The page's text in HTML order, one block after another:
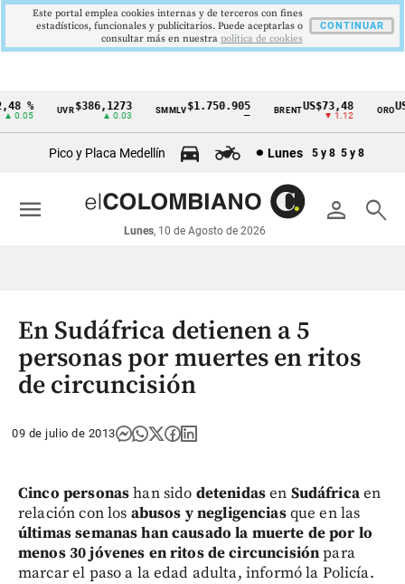
Cintillo
económicos
Colombia
% UVR$386,1273
▲ 0.03
SMMLV$1.750.905 BRENTUS$73,48
▼ 1.12
ORO
Pico y Placa Medellín Lunes 5 y 8 5 y 8
person search
Lunes, 10 de Agosto de 2026
menu
En Sudáfrica detienen a 5
personas por muertes en ritos
de circuncisión
09 de julio de 2013
Cinco personashan sido detenidasen Sudáfricaen
relación con los abusos y negligenciasque en las
últimas semanas han causado la muerte de por lo
menos 30 jóvenes en ritos de circuncisiónpara
marcar el paso a la edad adulta, informó la Policía.
Este portal emplea cookies internas y de terceros con fines
estadísticos, funcionales y publicitarios. Puede aceptarlas o
consultar más en nuestra politica de cookies
CONTINUAR